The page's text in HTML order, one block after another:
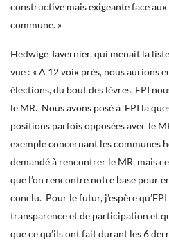
constructive mais exigeante face
commune. »
Hedwige Tavernier, qui menait la
vue : « A 12 voix près, nous aurions
élections, du bout des lèvres, EPI
le MR. Nous avons posé à EPI la
positions parfois opposées avec le
exemple concernant les communes
demandé à rencontrer le MR, mais
que l’on rencontre notre base pour
conclu. Pour le futur, j’espère
transparence et de participation et
que ce qu’ils ont fait durant les 6